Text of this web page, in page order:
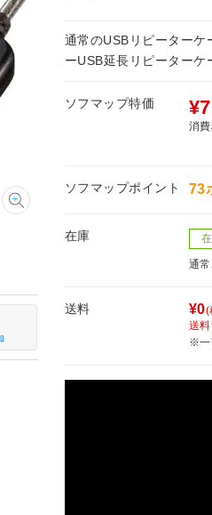
通常のUSBリピーター
ーUSB延長リピーターケ
ソフマップ特価
消
ソフマップポイント 73
在庫
通
送料 ¥0(
送
※一